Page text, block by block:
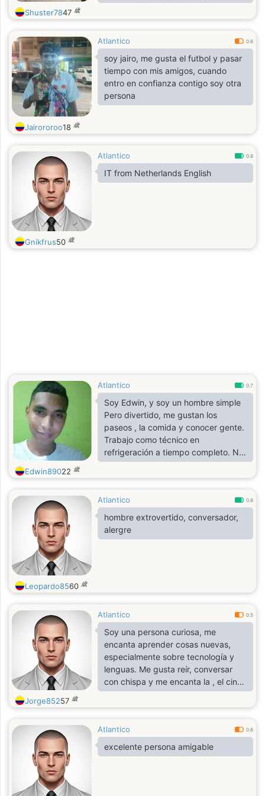
responsable en todo lo que hago,
buscando siempre dar lo mejor de
emprendo. Me gusta aprender
cosas nuevas constantemente – ya
sea un nuevo idioma, una habilidad
técnica o conocer sobre diferentes
culturas y formas de pensar.
Considero que la curiosidad es lo
Shuster7847 歳
Atlantico 0.6
soy jairo, me gusta el futbol y pasar
tiempo con mis amigos, cuando
entro en confianza contigo soy otra
persona
Jairororoo18 歳
Atlantico 0.8
IT from Netherlands English
Gnikfrus50 歳
Atlantico 0.7
Soy Edwin, y soy un hombre simple
Pero divertido, me gustan los
paseos , la comida y conocer gente.
Trabajo como técnico en
refrigeración a tiempo completo. No
me gusta el hígado , a gente falsa y
tampoco que no me tomen en serio
Edwin89022 歳
Atlantico 0.8
hombre extrovertido, conversador,
alergre
Leopardo8560 歳
Atlantico 0.5
Soy una persona curiosa, me
encanta aprender cosas nuevas,
especialmente sobre tecnología y
lenguas. Me gusta reír, conversar
con chispa y me encanta la , el cine,
pasear, aprender y divertirme.
Jorge85257 歳
Atlantico 0.6
excelente persona amigable